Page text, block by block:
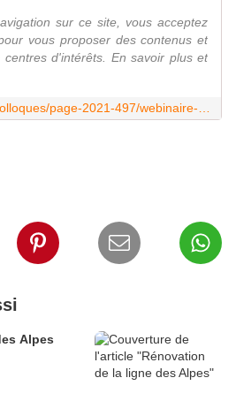
sur ce site, vous acceptez
vous proposer des contenus et
d'intérêts. En savoir plus et
Alpes